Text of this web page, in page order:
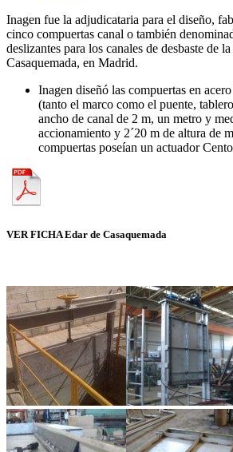
Inagen fue la adjudicataria para el diseño,
cinco compuertas canal o también
deslizantes para los canales de desbaste de
Casaquemada, en Madrid.
Inagen diseñó las compuertas en
(tanto el marco como el puente,
ancho de canal de 2 m, un metro y
accionamiento y 2´20 m de altura de
compuertas poseían un actuador
VER FICHA Edar de Casaquemada